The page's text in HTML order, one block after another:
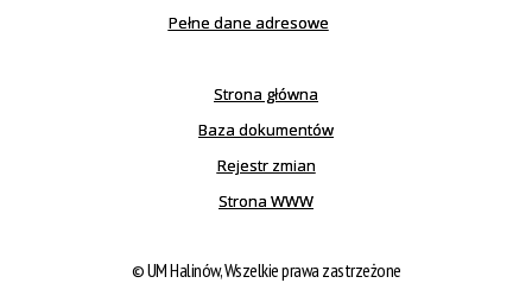
Pełne dane adresowe
Strona główna
Baza dokumentów
Rejestr zmian
Strona WWW
© UM Halinów, Wszelkie prawa zastrzeżone